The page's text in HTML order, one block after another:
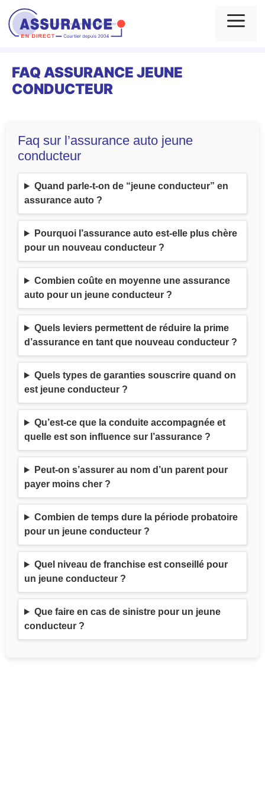
Aller
au
contenu
FAQ ASSURANCE JEUNE
CONDUCTEUR
Faq sur l’assurance auto jeune
conducteur
Quand parle-t-on de “jeune conducteur” en
assurance auto ?
Pourquoi l’assurance auto est-elle plus chère
pour un nouveau conducteur ?
Combien coûte en moyenne une assurance
auto pour un jeune conducteur ?
Quels leviers permettent de réduire la prime
d’assurance en tant que nouveau conducteur ?
Quels types de garanties souscrire quand on
est jeune conducteur ?
Qu’est-ce que la conduite accompagnée et
quelle est son influence sur l’assurance ?
Peut-on s’assurer au nom d’un parent pour
payer moins cher ?
Combien de temps dure la période probatoire
pour un jeune conducteur ?
Quel niveau de franchise est conseillé pour
un jeune conducteur ?
Que faire en cas de sinistre pour un jeune
conducteur ?